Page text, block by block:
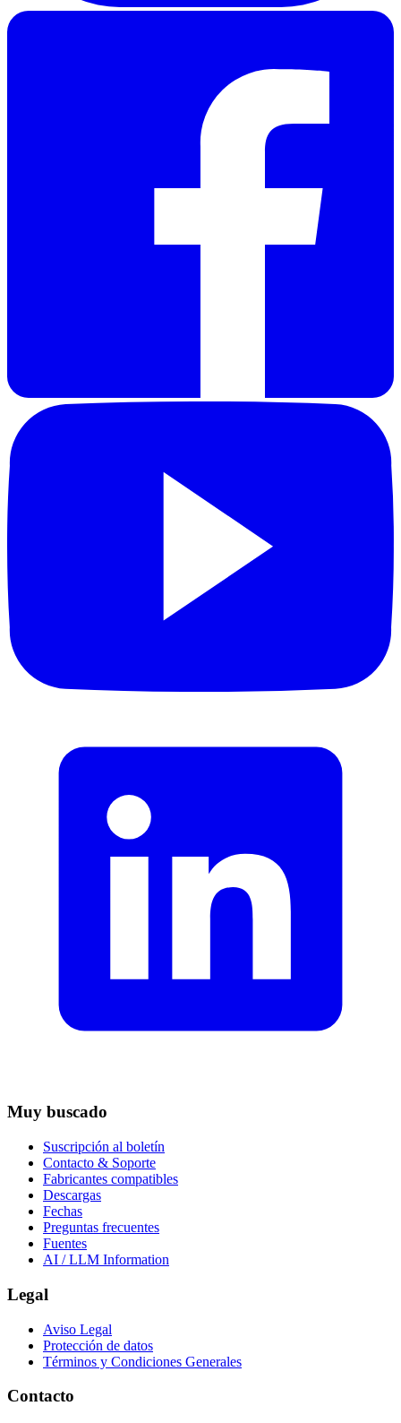
Muy buscado
Suscripción al boletín
Contacto & Soporte
Fabricantes compatibles
Descargas
Fechas
Preguntas frecuentes
Fuentes
AI / LLM Information
Legal
Aviso Legal
Protección de datos
Términos y Condiciones Generales
Contacto